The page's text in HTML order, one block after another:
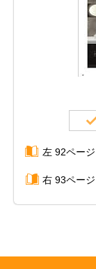
左 92ページ
右 93ページ